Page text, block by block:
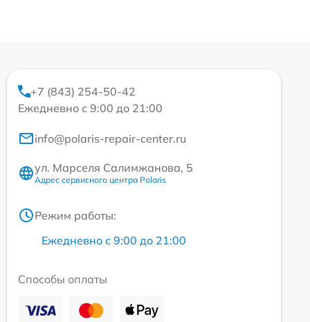
+7 (843) 254-50-42
Ежедневно с 9:00 до 21:00
info@polaris-repair-center.ru
ул. Марселя Салимжанова, 5
Адрес сервисного центра Polaris
Режим работы:
Ежедневно с 9:00 до 21:00
Способы оплаты